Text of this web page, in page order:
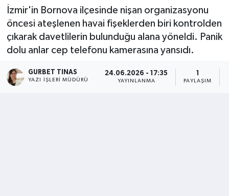
İzmir'in Bornova ilçesinde nişan organizasyonu
öncesi ateşlenen havai fişeklerden biri kontrolden
çıkarak davetlilerin bulunduğu alana yöneldi. Panik
dolu anlar cep telefonu kamerasına yansıdı.
GURBET TINAS
YAZI İŞLERI MÜDÜRÜ
24.06.2026 - 17:35
YAYINLANMA PAYLAŞIM
Sağlık
Teknoloji
Kültür - Sanat
Son Dakika Haberleri
Haber Arşivi